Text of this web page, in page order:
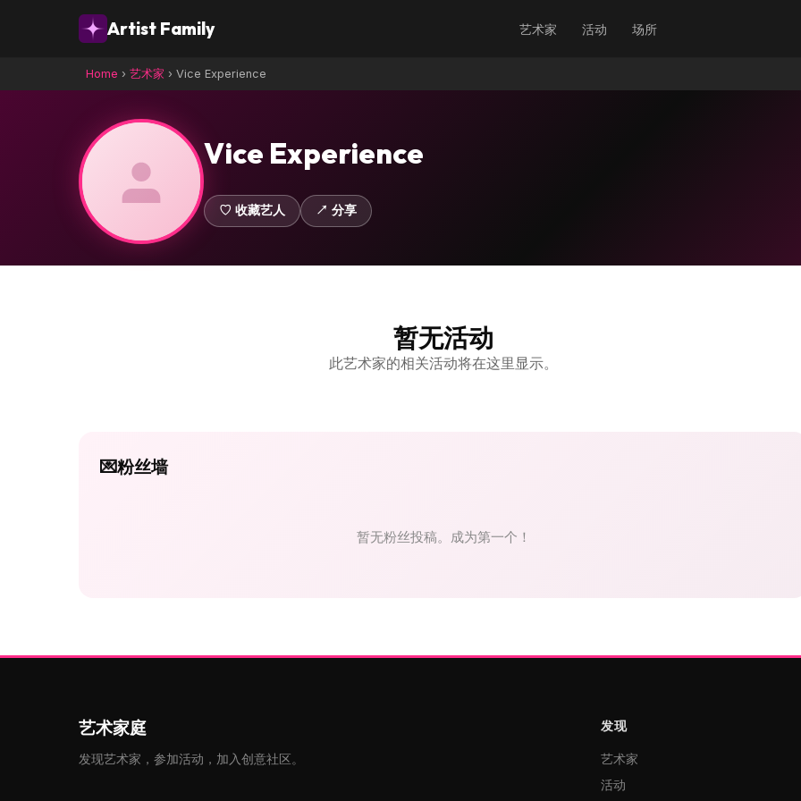
Artist Family 艺术家 活动 场所
Home › 艺术家 › Vice Experience
Vice Experience
♡ 收藏艺人 ↗ 分享
暂无活动
此艺术家的相关活动将在这里显示。
💌粉丝墙
暂无粉丝投稿。成为第一个！
艺术家庭
发现艺术家，参加活动，加入创意社区。
发现
艺术家
活动